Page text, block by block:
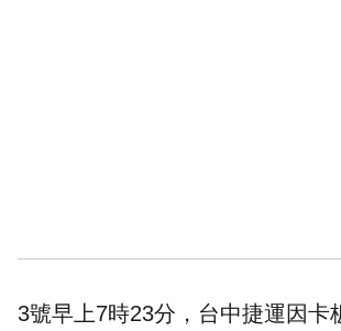
3號早上7時23分，台中捷運因卡